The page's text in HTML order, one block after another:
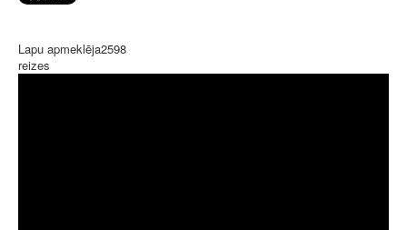
Lapu apmeklēja2598
reizes